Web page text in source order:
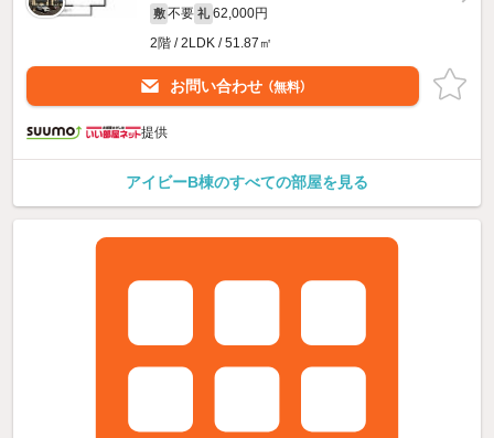
敷 不要 礼 62,000円
2階 / 2LDK / 51.87㎡
お問い合わせ （無料）
提供
アイビーB棟のすべての部屋を見る